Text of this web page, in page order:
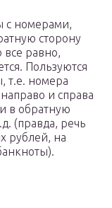
с номерами,
сторону
равно,
Пользуются
т.е. номера
и справа
в обратную
(правда, речь
рублей, на